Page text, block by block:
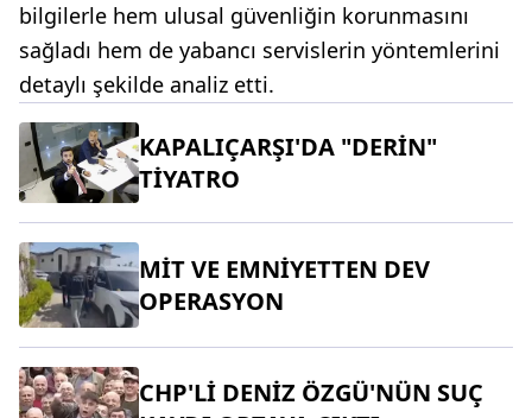
bilgilerle hem ulusal güvenliğin korunmasını
sağladı hem de yabancı servislerin yöntemlerini
detaylı şekilde analiz etti.
KAPALIÇARŞI'DA "DERİN"
TİYATRO
MİT VE EMNİYETTEN DEV
OPERASYON
CHP'Lİ DENİZ ÖZGÜ'NÜN SUÇ